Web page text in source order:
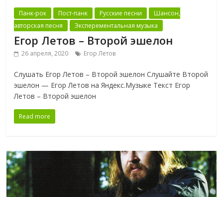
Панк-рок Пост-панк Русские песни
Шансон,
авторская песня
Эксперементальная музыка
Егор Летов – Второй эшелон
26 апреля, 2020 Егор Летов
Слушать Егор Летов – Второй эшелон Слушайте Второй
эшелон — Егор Летов на Яндекс.Музыке Текст Егор
Летов – Второй эшелон
Read more